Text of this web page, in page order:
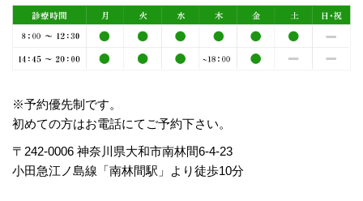
※予約優先制です。
初めての方はお電話にてご予約下さい。
〒242-0006 神奈川県大和市南林間6-4-23
小田急江ノ島線「南林間駅」より徒歩10分